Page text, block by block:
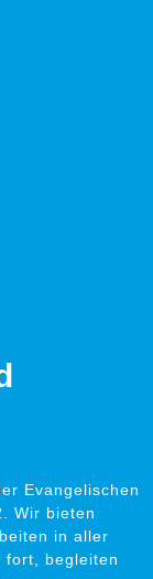
Evangelischen
Wir bieten
in aller
fort, begleiten